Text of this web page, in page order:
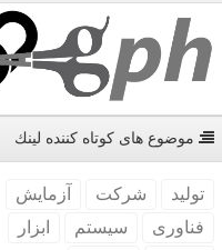
موضوع های كوتاه كننده لینك
تولید شركت
آزمایش
فناوری
سیستم
ابزار